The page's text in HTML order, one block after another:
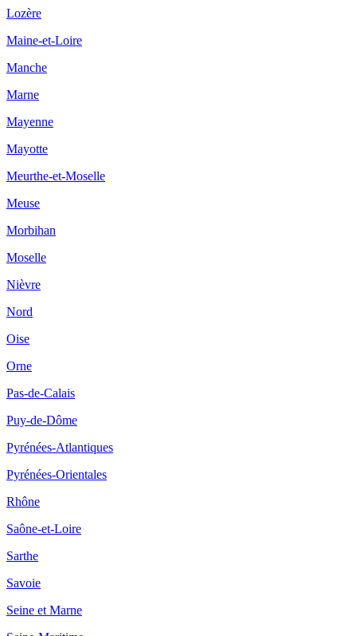
Lozère
Maine-et-Loire
Manche
Marne
Mayenne
Mayotte
Meurthe-et-Moselle
Meuse
Morbihan
Moselle
Nièvre
Nord
Oise
Orne
Pas-de-Calais
Puy-de-Dôme
Pyrénées-Atlantiques
Pyrénées-Orientales
Rhône
Saône-et-Loire
Sarthe
Savoie
Seine et Marne